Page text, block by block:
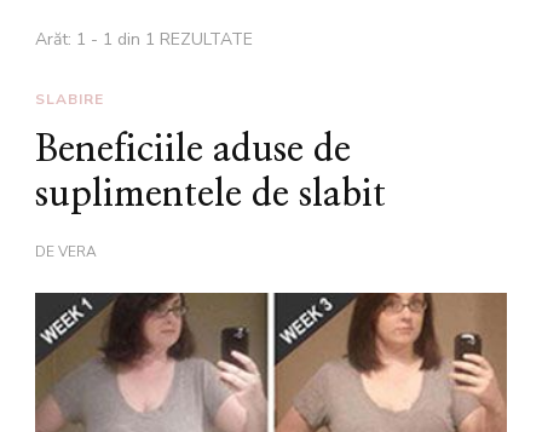
Arăt: 1 - 1 din 1 REZULTATE
SLABIRE
Beneficiile aduse de
suplimentele de slabit
DEVERA